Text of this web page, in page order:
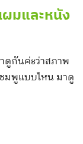
มและหนัง
ดูกันค่ะว่าสภาพ
มพูแบบไหน มาดู